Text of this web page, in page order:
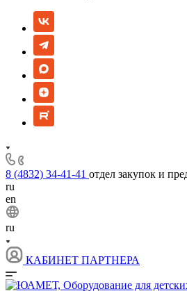
8 (4832) 34-41-41 отдел закупок и
ru
en
ru
КАБИНЕТ ПАРТНЕРА